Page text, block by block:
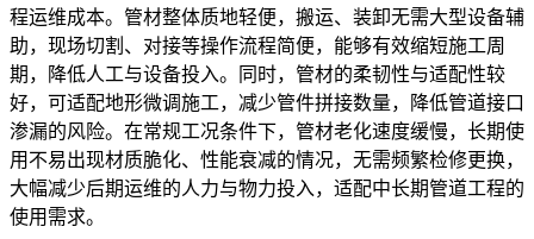
程运维成本。管材整体质地轻便，搬运、装卸无需大型设备辅
助，现场切割、对接等操作流程简便，能够有效缩短施工周
期，降低人工与设备投入。同时，管材的柔韧性与适配性较
好，可适配地形微调施工，减少管件拼接数量，降低管道接口
渗漏的风险。在常规工况条件下，管材老化速度缓慢，长期使
用不易出现材质脆化、性能衰减的情况，无需频繁检修更换，
大幅减少后期运维的人力与物力投入，适配中长期管道工程的
使用需求。